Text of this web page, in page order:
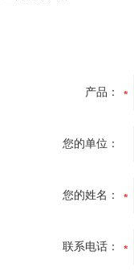
产品：
您的单位：
您的姓名：
联系电话：